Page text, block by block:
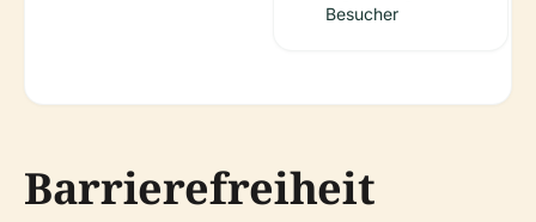
Besucher
Barrierefreiheit